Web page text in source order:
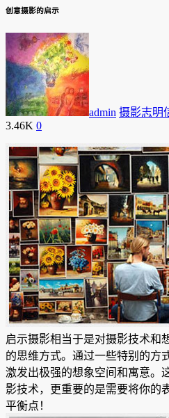
创意摄影的启示
admin 摄影志明
3.46K 0
启示摄影相当于是对摄影技术和
的思维方式。通过一些特别的方
激发出极强的想象空间和寓意。
影技术，更重要的是需要将你的
平衡点！